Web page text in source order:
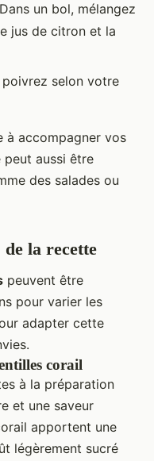
un bol, mélangez
jus de citron et la
poivrez selon votre
à accompagner vos
peut aussi être
des salades ou
la recette
peuvent être
pour varier les
adapter cette
corail
à la préparation
et une saveur
apportent une
légèrement sucré